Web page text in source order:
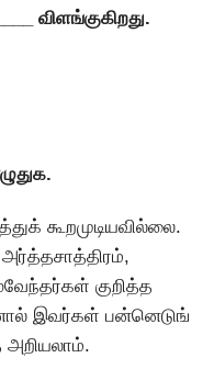
விளங்குகிறது.
கூறமுடியவில்லை.
குறித்த
இவர்கள் பன்னெடுங்
அறியலாம்.